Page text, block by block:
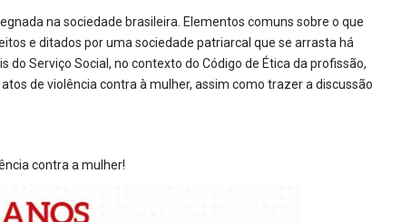
na sociedade brasileira. Elementos comuns sobre o que
e ditados por uma sociedade patriarcal que se arrasta há
do Serviço Social, no contexto do Código de Ética da profissão,
de violência contra à mulher, assim como trazer a discussão
contra a mulher!